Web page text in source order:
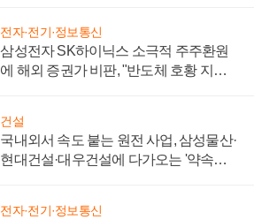
전자·전기·정보통신
삼성전자 SK하이닉스 소극적 주주환원
에 해외 증권가 비판, "반도체 호황 지속
건설
국내외서 속도 붙는 원전 사업, 삼성물산·
현대건설·대우건설에 다가오는 '약속의
전자·전기·정보통신